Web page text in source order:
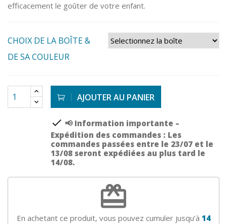
efficacement le goûter de votre enfant.
CHOIX DE LA BOÎTE &
DE SA COULEUR
AJOUTER AU PANIER
check 📢 Information importante –
Expédition des commandes : Les
commandes passées entre le 23/07 et le
13/08 seront expédiées au plus tard le
14/08.
redeem
En achetant ce produit, vous pouvez cumuler jusqu’à 14